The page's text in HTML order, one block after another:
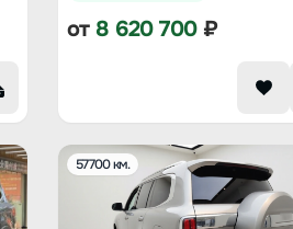
от 8 620 700₽
57700 км.